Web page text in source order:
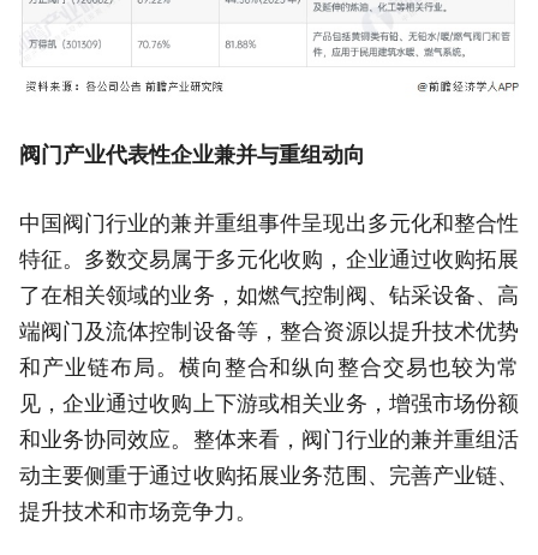
阀门产业代表性企业兼并与重组动向
中国阀门行业的兼并重组事件呈现出多元化和整合性
特征。多数交易属于多元化收购，企业通过收购拓展
了在相关领域的业务，如燃气控制阀、钻采设备、高
端阀门及流体控制设备等，整合资源以提升技术优势
和产业链布局。横向整合和纵向整合交易也较为常
见，企业通过收购上下游或相关业务，增强市场份额
和业务协同效应。整体来看，阀门行业的兼并重组活
动主要侧重于通过收购拓展业务范围、完善产业链、
提升技术和市场竞争力。